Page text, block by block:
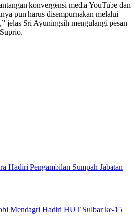
konvergensi media YouTube dan
pun harus disempurnakan melalui
jelas Sri Ayuningsih mengulangi pesan
Hadiri Pengambilan Sumpah Jabatan
Mendagri Hadiri HUT Sulbar ke-15